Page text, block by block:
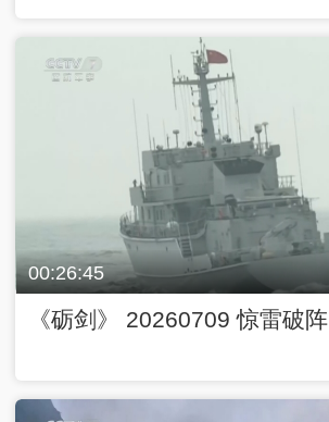
00:26:45
《砺剑》 20260709 惊雷破阵